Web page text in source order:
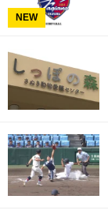
NEW